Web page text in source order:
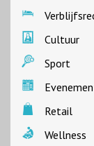
Cultuur
Sport
Retail
Wellness